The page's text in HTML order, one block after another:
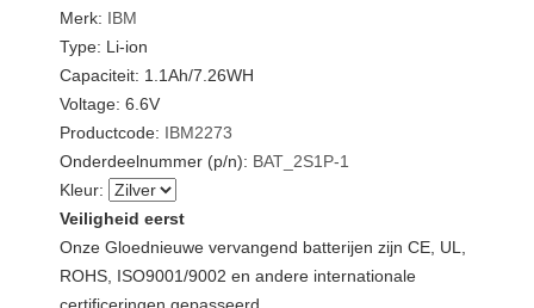
Merk: IBM
Type: Li-ion
Capaciteit: 1.1Ah/7.26WH
Voltage: 6.6V
Productcode: IBM2273
Onderdeelnummer (p/n): BAT_2S1P-1
Kleur:
Veiligheid eerst
Onze Gloednieuwe vervangend batterijen zijn CE, UL,
ROHS, ISO9001/9002 en andere internationale